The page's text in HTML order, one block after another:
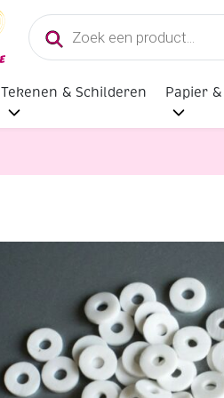
Producten
zoeken
Tekenen & Schilderen Papier
Katsuki, rubberen